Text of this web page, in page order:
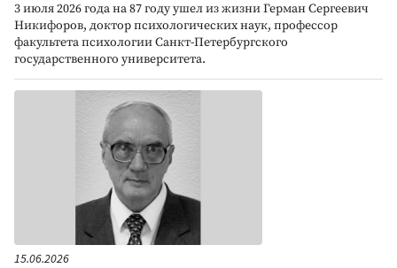
3 июля 2026 года на 87 году ушел из жизни Герман Сергеевич
Никифоров, доктор психологических наук, профессор
факультета психологии Санкт-Петербургского
государственного университета.
15.06.2026